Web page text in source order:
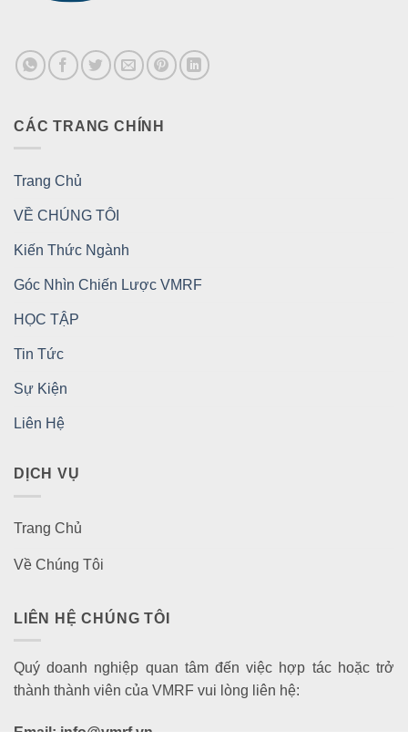
CÁC TRANG CHÍNH
Trang Chủ
VỀ CHÚNG TÔI
Kiến Thức Ngành
Góc Nhìn Chiến Lược VMRF
HỌC TẬP
Tin Tức
Sự Kiện
Liên Hệ
DỊCH VỤ
Trang Chủ
Về Chúng Tôi
LIÊN HỆ CHÚNG TÔI
Quý doanh nghiệp quan tâm đến việc hợp tác hoặc trở
thành thành viên của VMRF vui lòng liên hệ:
Email: info@vmrf.vn